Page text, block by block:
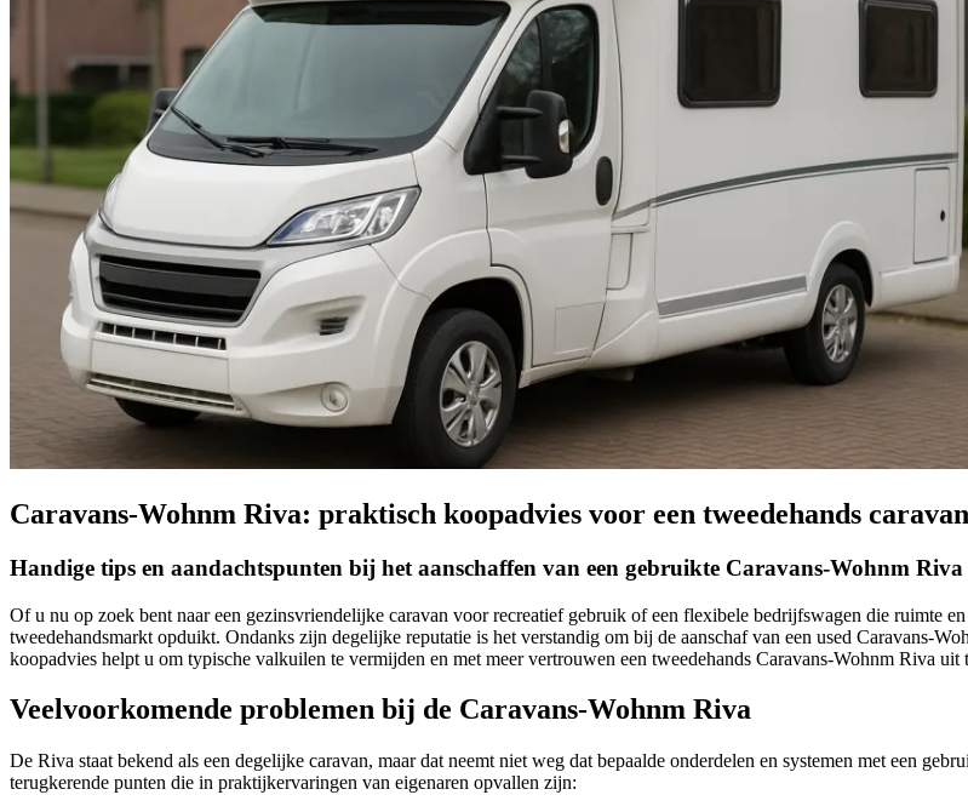
Caravans-Wohnm Riva: praktisch koopadvies voor een tweedehands caravan
Handige tips en aandachtspunten bij het aanschaffen van een gebruikte Caravans-Wohnm Riva
Of u nu op zoek bent naar een gezinsvriendelijke caravan voor recreatief gebruik of een flexibele bedrijfswagen die ruimte
tweedehandsmarkt opduikt. Ondanks zijn degelijke reputatie is het verstandig om bij de aanschaf van een used Caravans-
koopadvies helpt u om typische valkuilen te vermijden en met meer vertrouwen een tweedehands Caravans-Wohnm Riva
Veelvoorkomende problemen bij de Caravans-Wohnm Riva
De Riva staat bekend als een degelijke caravan, maar dat neemt niet weg dat bepaalde onderdelen en systemen met een
terugkerende punten die in praktijkervaringen van eigenaren opvallen zijn: